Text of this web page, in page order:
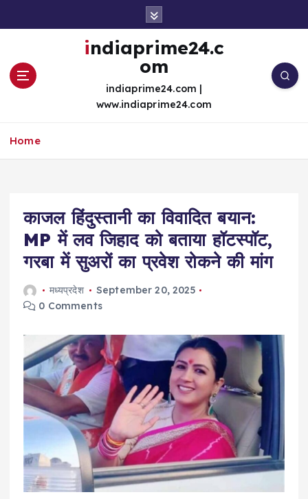
indiaprime24.c
om
indiaprime24.com |
www.indiaprime24.com
Home
काजल हिंदुस्तानी का विवादित बयान:
MP में लव जिहाद को बताया हॉटस्पॉट,
गरबा में सुअरों का प्रवेश रोकने की मांग
मध्यप्रदेश
September 20, 2025
0 Comments